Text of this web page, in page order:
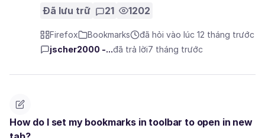
Đã lưu trữ 21 1202
Firefox Bookmarks
đã hỏi vào lúc 12 tháng trước
jscher2000 -...đã trả lời7 tháng trước
How do I set my bookmarks in toolbar to open in new